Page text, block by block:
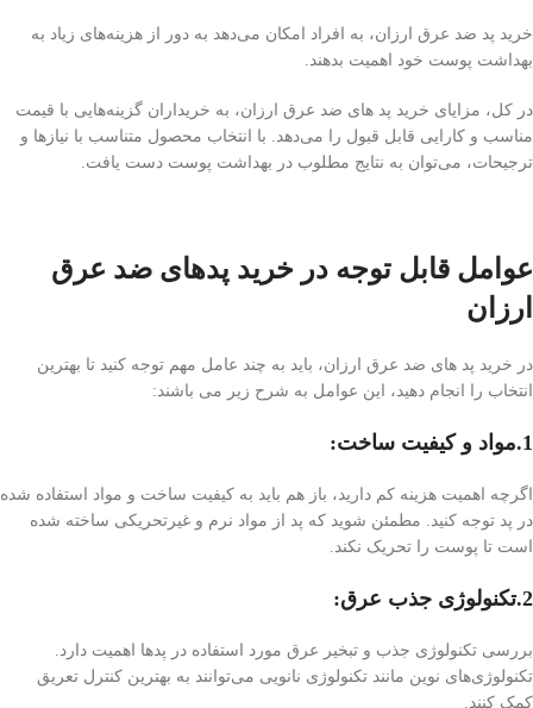
خرید پد ضد عرق ارزان، به افراد امکان می‌دهد به دور از هزینه‌های زیاد به
بهداشت پوست خود اهمیت بدهند.
در کل، مزایای خرید پد های ضد عرق ارزان، به خریداران گزینه‌هایی با قیمت
مناسب و کارایی قابل قبول را می‌دهد. با انتخاب محصول متناسب با نیازها و
ترجیحات، می‌توان به نتایج مطلوب در بهداشت پوست دست یافت.
عوامل قابل توجه در خرید پد‌های ضد عرق
ارزان
در خرید پد های ضد عرق ارزان، باید به چند عامل مهم توجه کنید تا بهترین
انتخاب را انجام دهید، این عوامل به شرح زیر می باشند:
1.مواد و کیفیت ساخت:
اگرچه اهمیت هزینه کم دارید، باز هم باید به کیفیت ساخت و مواد استفاده شده
در پد توجه کنید. مطمئن شوید که پد از مواد نرم و غیرتحریکی ساخته شده
است تا پوست را تحریک نکند.
2.تکنولوژی جذب عرق:
بررسی تکنولوژی جذب و تبخیر عرق مورد استفاده در پد‌ها اهمیت دارد.
تکنولوژی‌های نوین مانند تکنولوژی نانویی می‌توانند به بهترین کنترل تعریق
کمک کنند.